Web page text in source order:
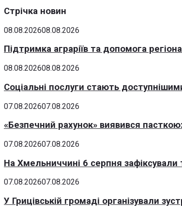
Стрічка новин
08.08.202608.08.2026
Підтримка аграріїв та допомога
08.08.202608.08.2026
Соціальні послуги стають
07.08.202607.08.2026
«Безпечний рахунок» виявився
07.08.202607.08.2026
На Хмельниччині 6 серпня
07.08.202607.08.2026
У Грицівській громаді організували